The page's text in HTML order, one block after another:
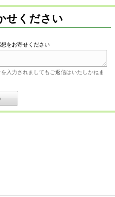
せください
をお寄せください
入力されましてもご返信はいたしかねま